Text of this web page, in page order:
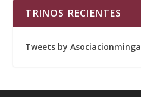
TRINOS RECIENTES
Tweets by Asociacionminga